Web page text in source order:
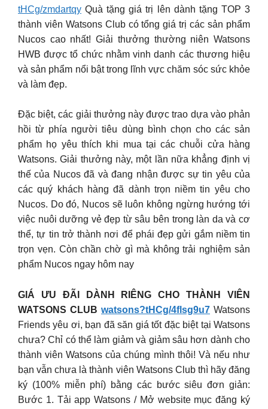
tHCg/zmdartqy Quà tặng giá trị lên dành tặng TOP 3
thành viên Watsons Club có tổng giá trị các sản phẩm
Nucos cao nhất! Giải thưởng thường niên Watsons
HWB được tổ chức nhằm vinh danh các thương hiệu
và sản phẩm nổi bật trong lĩnh vực chăm sóc sức khỏe
và làm đẹp.
Đặc biệt, các giải thưởng này được trao dựa vào phản
hồi từ phía người tiêu dùng bình chọn cho các sản
phẩm họ yêu thích khi mua tại các chuỗi cửa hàng
Watsons. Giải thưởng này, một lần nữa khẳng định vị
thế của Nucos đã và đang nhận được sự tin yêu của
các quý khách hàng đã dành trọn niềm tin yêu cho
Nucos. Do đó, Nucos sẽ luôn không ngừng hướng tới
việc nuôi dưỡng vẻ đẹp từ sâu bên trong làn da và cơ
thể, tự tin trở thành nơi để phái đẹp gửi gắm niềm tin
trọn vẹn. Còn chần chờ gì mà không trải nghiệm sản
phẩm Nucos ngay hôm nay
GIÁ ƯU ĐÃI DÀNH RIÊNG CHO THÀNH VIÊN
WATSONS CLUB watsons?tHCg/4flsg9u7 Watsons
Friends yêu ơi, bạn đã săn giá tốt đặc biệt tại Watsons
chưa? Chỉ có thể làm giảm và giảm sâu hơn dành cho
thành viên Watsons của chúng mình thôi! Và nếu như
bạn vẫn chưa là thành viên Watsons Club thì hãy đăng
ký (100% miễn phí) bằng các bước siêu đơn giản:
Bước 1. Tải app Watsons / Mở website mục đăng ký